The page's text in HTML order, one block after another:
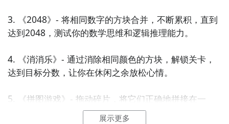
3. 《2048》- 将相同数字的方块合并，不断累积，直到
达到2048，测试你的数学思维和逻辑推理能力。
4. 《消消乐》- 通过消除相同颜色的方块，解锁关卡，
达到目标分数，让你在休闲之余放松心情。
5. 《拼图游戏》- 拖动碎片，将它们正确地拼接在一
起，完成美丽的图像，享受放松和思考的快乐。
展示更多